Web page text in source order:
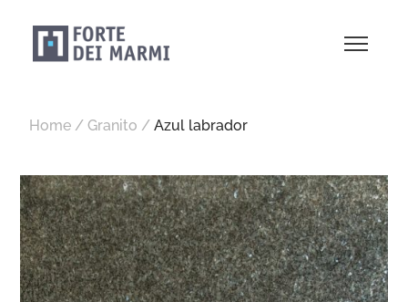
Home /Granito /Azul labrador